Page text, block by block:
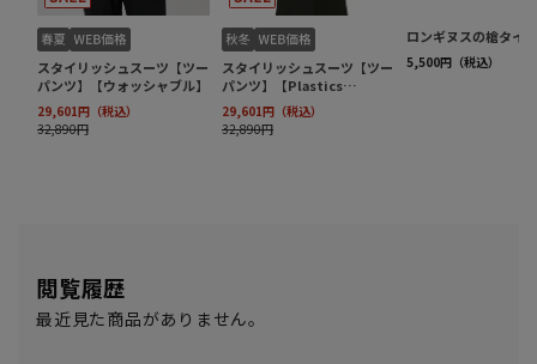
閲覧履歴
最近見た商品がありません。